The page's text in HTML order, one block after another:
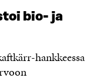
bio- ja
hankkeessa